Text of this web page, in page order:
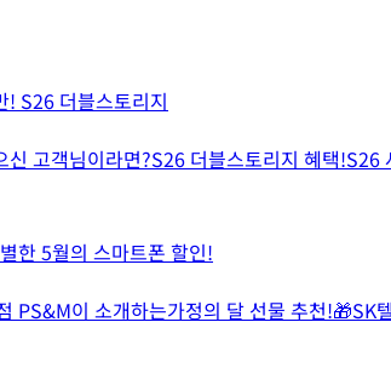
! S26 더블스토리지
신 고객님이라면?S26 더블스토리지 혜택
한 5월의 스마트폰 할인!
PS&M이 소개하는가정의 달 선물 추천